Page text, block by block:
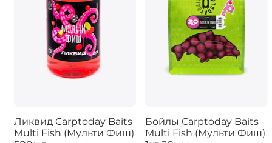
Ликвид Carptoday Baits
Multi Fish (Мульти Фиш)
Бойлы Carptoday Baits
Multi Fish (Мульти Фиш)